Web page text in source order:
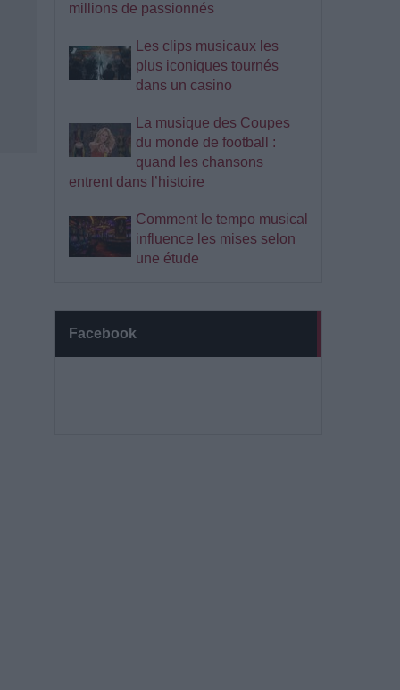
millions de passionnés
Les clips musicaux les
plus iconiques tournés
dans un casino
La musique des Coupes
du monde de football :
quand les chansons
entrent dans l’histoire
Comment le tempo musical
influence les mises selon
une étude
Facebook